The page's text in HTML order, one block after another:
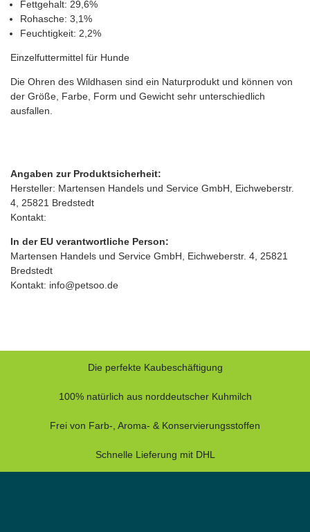
Fettgehalt: 29,6%
Rohasche: 3,1%
Feuchtigkeit: 2,2%
Einzelfuttermittel für Hunde
Die Ohren des Wildhasen sind ein Naturprodukt und können von
der Größe, Farbe, Form und Gewicht sehr unterschiedlich
ausfallen.
Angaben zur Produktsicherheit:
Hersteller: Martensen Handels und Service GmbH, Eichweberstr.
4, 25821 Bredstedt
Kontakt:
In der EU verantwortliche Person:
Martensen Handels und Service GmbH, Eichweberstr. 4, 25821
Bredstedt
Kontakt: info@petsoo.de
Die perfekte Kaubeschäftigung
100% natürlich aus norddeutscher Kuhmilch
Frei von Farb-, Aroma- & Konservierungsstoffen
Schnelle Lieferung mit DHL